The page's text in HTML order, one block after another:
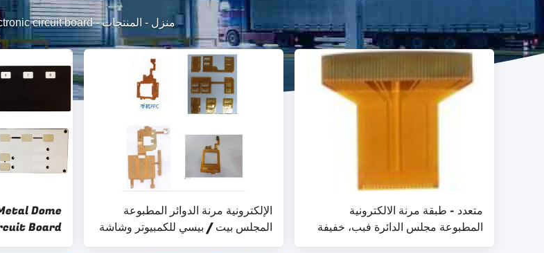
منزل - المنتجات-
circuit board
Dome
Board
Voltage
الإلكترونية مرنة الدوائر المطبوعة
المجلس بيت / بيسي للكمبيوتر وشاشة
لد
متعدد - طبقة مرنة الالكترونية
المطبوعة مجلس الدائرة فبب، خفيفة
الوزن